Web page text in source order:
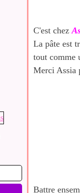
C'est chez
La pâte est
tout comme
Merci Assia
Battre